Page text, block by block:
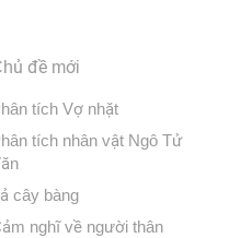
đề mới
tích Vợ nhặt
tích nhân vật Ngô Tử
cây bàng
nghĩ về người thân